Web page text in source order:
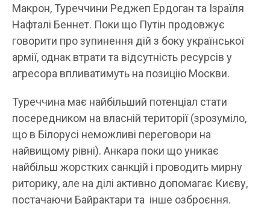
Макрон, Туреччини Реджеп Ердоган та Ізраїля
Нафталі Беннет. Поки що Путін продовжує
говорити про зупинення дій з боку української
армії, однак втрати та відсутність ресурсів у
агресора впливатимуть на позицію Москви.
Туреччина має найбільший потенціал стати
посередником на власній території (зрозуміло,
що в Білорусі неможливі переговори на
найвищому рівні). Анкара поки що уникає
найбільш жорстких санкцій і проводить мирну
риторику, але на ділі активно допомагає Києву,
постачаючи Байрактари та інше озброєння.